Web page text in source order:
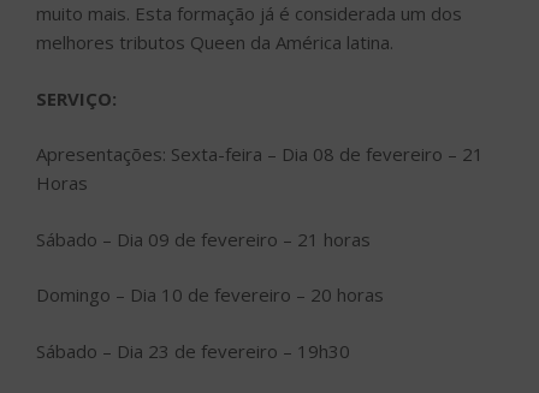
muito mais. Esta formação já é considerada um dos
melhores tributos Queen da América latina.
SERVIÇO:
Apresentações: Sexta-feira – Dia 08 de fevereiro – 21
Horas
Sábado – Dia 09 de fevereiro – 21 horas
Domingo – Dia 10 de fevereiro – 20 horas
Sábado – Dia 23 de fevereiro – 19h30